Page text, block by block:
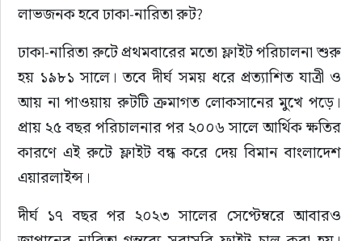
লাভজনক হবে ঢাকা-নারিতা রুট?
ঢাকা-নারিতা রুটে প্রথমবারের মতো ফ্লাইট পরিচালনা শুরু
হয় ১৯৮১ সালে। তবে দীর্ঘ সময় ধরে প্রত্যাশিত যাত্রী ও
আয় না পাওয়ায় রুটটি ক্রমাগত লোকসানের মুখে পড়ে।
প্রায় ২৫ বছর পরিচালনার পর ২০০৬ সালে আর্থিক ক্ষতির
কারণে এই রুটে ফ্লাইট বন্ধ করে দেয় বিমান বাংলাদেশ
এয়ারলাইন্স।
দীর্ঘ ১৭ বছর পর ২০২৩ সালের সেপ্টেম্বরে আবারও